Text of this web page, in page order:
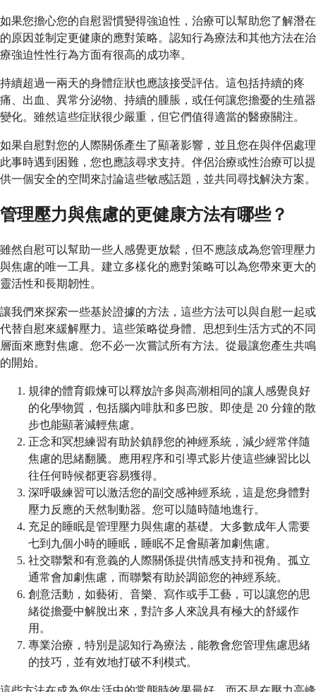
如果您擔心您的自慰習慣變得強迫性，治療可以幫助您了解潛在
的原因並制定更健康的應對策略。認知行為療法和其他方法在治
療強迫性性行為方面有很高的成功率。
持續超過一兩天的身體症狀也應該接受評估。這包括持續的疼
痛、出血、異常分泌物、持續的腫脹，或任何讓您擔憂的生殖器
變化。雖然這些症狀很少嚴重，但它們值得適當的醫療關注。
如果自慰對您的人際關係產生了顯著影響，並且您在與伴侶處理
此事時遇到困難，您也應該尋求支持。伴侶治療或性治療可以提
供一個安全的空間來討論這些敏感話題，並共同尋找解決方案。
管理壓力與焦慮的更健康方法有哪些？
雖然自慰可以幫助一些人感覺更放鬆，但不應該成為您管理壓力
與焦慮的唯一工具。建立多樣化的應對策略可以為您帶來更大的
靈活性和長期韌性。
讓我們來探索一些基於證據的方法，這些方法可以與自慰一起或
代替自慰來緩解壓力。這些策略從身體、思想到生活方式的不同
層面來應對焦慮。您不必一次嘗試所有方法。從最讓您產生共鳴
的開始。
規律的體育鍛煉可以釋放許多與高潮相同的讓人感覺良好
的化學物質，包括腦內啡肽和多巴胺。即使是 20 分鐘的散
步也能顯著減輕焦慮。
正念和冥想練習有助於鎮靜您的神經系統，減少經常伴隨
焦慮的思緒翻騰。應用程序和引導式影片使這些練習比以
往任何時候都更容易獲得。
深呼吸練習可以激活您的副交感神經系統，這是您身體對
壓力反應的天然制動器。您可以隨時隨地進行。
充足的睡眠是管理壓力與焦慮的基礎。大多數成年人需要
七到九個小時的睡眠，睡眠不足會顯著加劇焦慮。
社交聯繫和有意義的人際關係提供情感支持和視角。孤立
通常會加劇焦慮，而聯繫有助於調節您的神經系統。
創意活動，如藝術、音樂、寫作或手工藝，可以讓您的思
緒從擔憂中解脫出來，對許多人來說具有極大的舒緩作
用。
專業治療，特別是認知行為療法，能教會您管理焦慮思緒
的技巧，並有效地打破不利模式。